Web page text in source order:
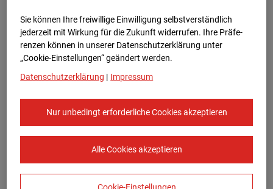
Archivdatum: 16.01.2024 12:33,
Europe/Berlin
Sie können Ihre freiwillige Einwilligung selbstverständlich
jederzeit mit Wirkung für die Zukunft widerrufen. Ihre Prä­fe­
renzen können in unserer Datenschutzerklärung unter
„Cookie-Einstellungen“ geändert werden.
Datenschutzerklärung | Impressum
Nur unbedingt erforderliche Cookies akzeptieren
Alle Cookies akzeptieren